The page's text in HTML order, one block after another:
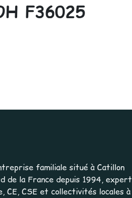
F36025
familiale situé à Catillon
de la France depuis 1994, expert
CE, CSE et collectivités locales à